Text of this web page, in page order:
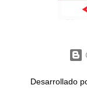
Desarrollado